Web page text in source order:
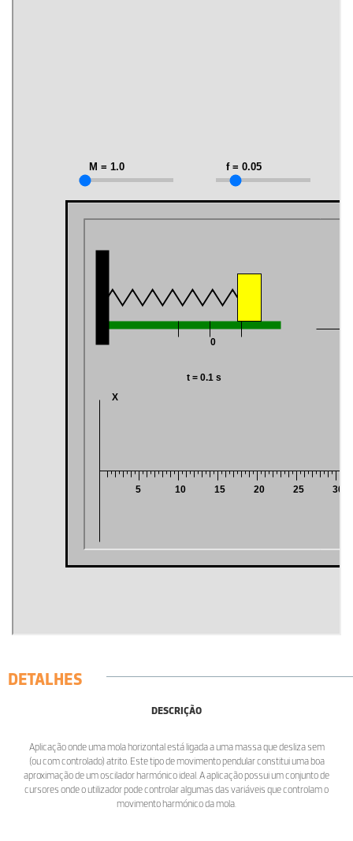
DETALHES
DESCRIÇÃO
Aplicação onde uma mola horizontal está ligada a uma massa que desliza sem
(ou com controlado) atrito. Este tipo de movimento pendular constitui uma boa
aproximação de um oscilador harmónico ideal. A aplicação possui um conjunto de
cursores onde o utilizador pode controlar algumas das variáveis que controlam o
movimento harmónico da mola.